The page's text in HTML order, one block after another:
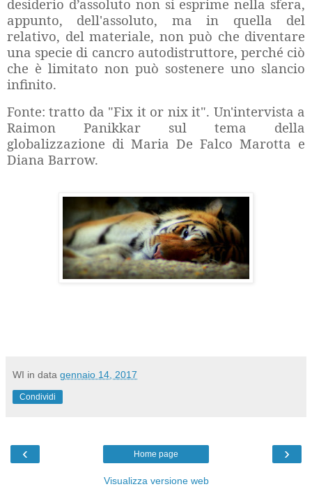
desiderio d’assoluto non si esprime nella sfera,
appunto, dell'assoluto, ma in quella del
relativo, del materiale, non può che diventare
una specie di cancro autodistruttore, perché ciò
che è limitato non può sostenere uno slancio
infinito.
Fonte: tratto da "Fix it or nix it". Un'intervista a
Raimon Panikkar sul tema della
globalizzazione di Maria De Falco Marotta e
Diana Barrow.
WI in data gennaio 14, 2017
Condividi
‹ ›
Home page
Visualizza versione web